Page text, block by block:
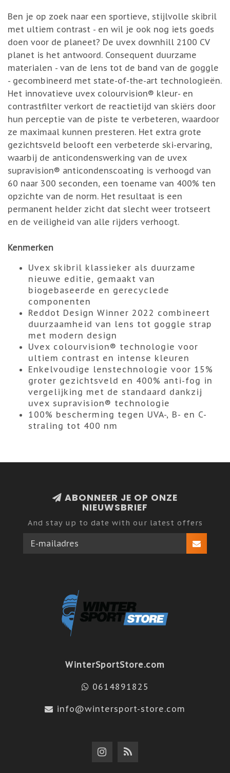
Ben je op zoek naar een sportieve, stijlvolle skibril
met ultiem contrast - en wil je ook nog iets goeds
doen voor de planeet? De uvex downhill 2100 CV
planet is het antwoord. Consequent duurzame
materialen - van de lens tot de band van de goggle
- gecombineerd met state-of-the-art technologieën.
Het innovatieve uvex colourvision® kleur- en
contrastfilter verkort de reactietijd van skiërs door
hun perceptie van de piste te verbeteren, waardoor
ze maximaal kunnen presteren. Het extra grote
gezichtsveld belooft een verbeterde ski-ervaring,
waarbij de anticondenswerking van de uvex
supravision® anticondenscoating is verhoogd van
60 naar 300 seconden, een toename van 400% ten
opzichte van de norm. Het resultaat is een
permanent helder zicht dat slecht weer trotseert
en de veiligheid van alle rijders verhoogt.
Kenmerken
Uvex skibril klassieker als duurzame
nieuwe editie, gemaakt van
biogebaseerde en gerecyclede
componenten
Reddot Design Winner 2022 combineert
duurzaamheid van lens tot goggle strap
met modern design
Uvex colourvision® technologie voor
ultiem contrast en intense kleuren
Enkelvoudige lenstechnologie voor 15%
groter gezichtsveld en 400% anti-fog in
vergelijking met de standaard dankzij
uvex supravision® technologie
100% bescherming tegen UVA-, B- en C-
straling tot 400 nm
ABONNEER JE OP ONZE
NIEUWSBRIEF
And stay up to date with our latest offers
WinterSportStore.com
0614891825
info@wintersport-store.com